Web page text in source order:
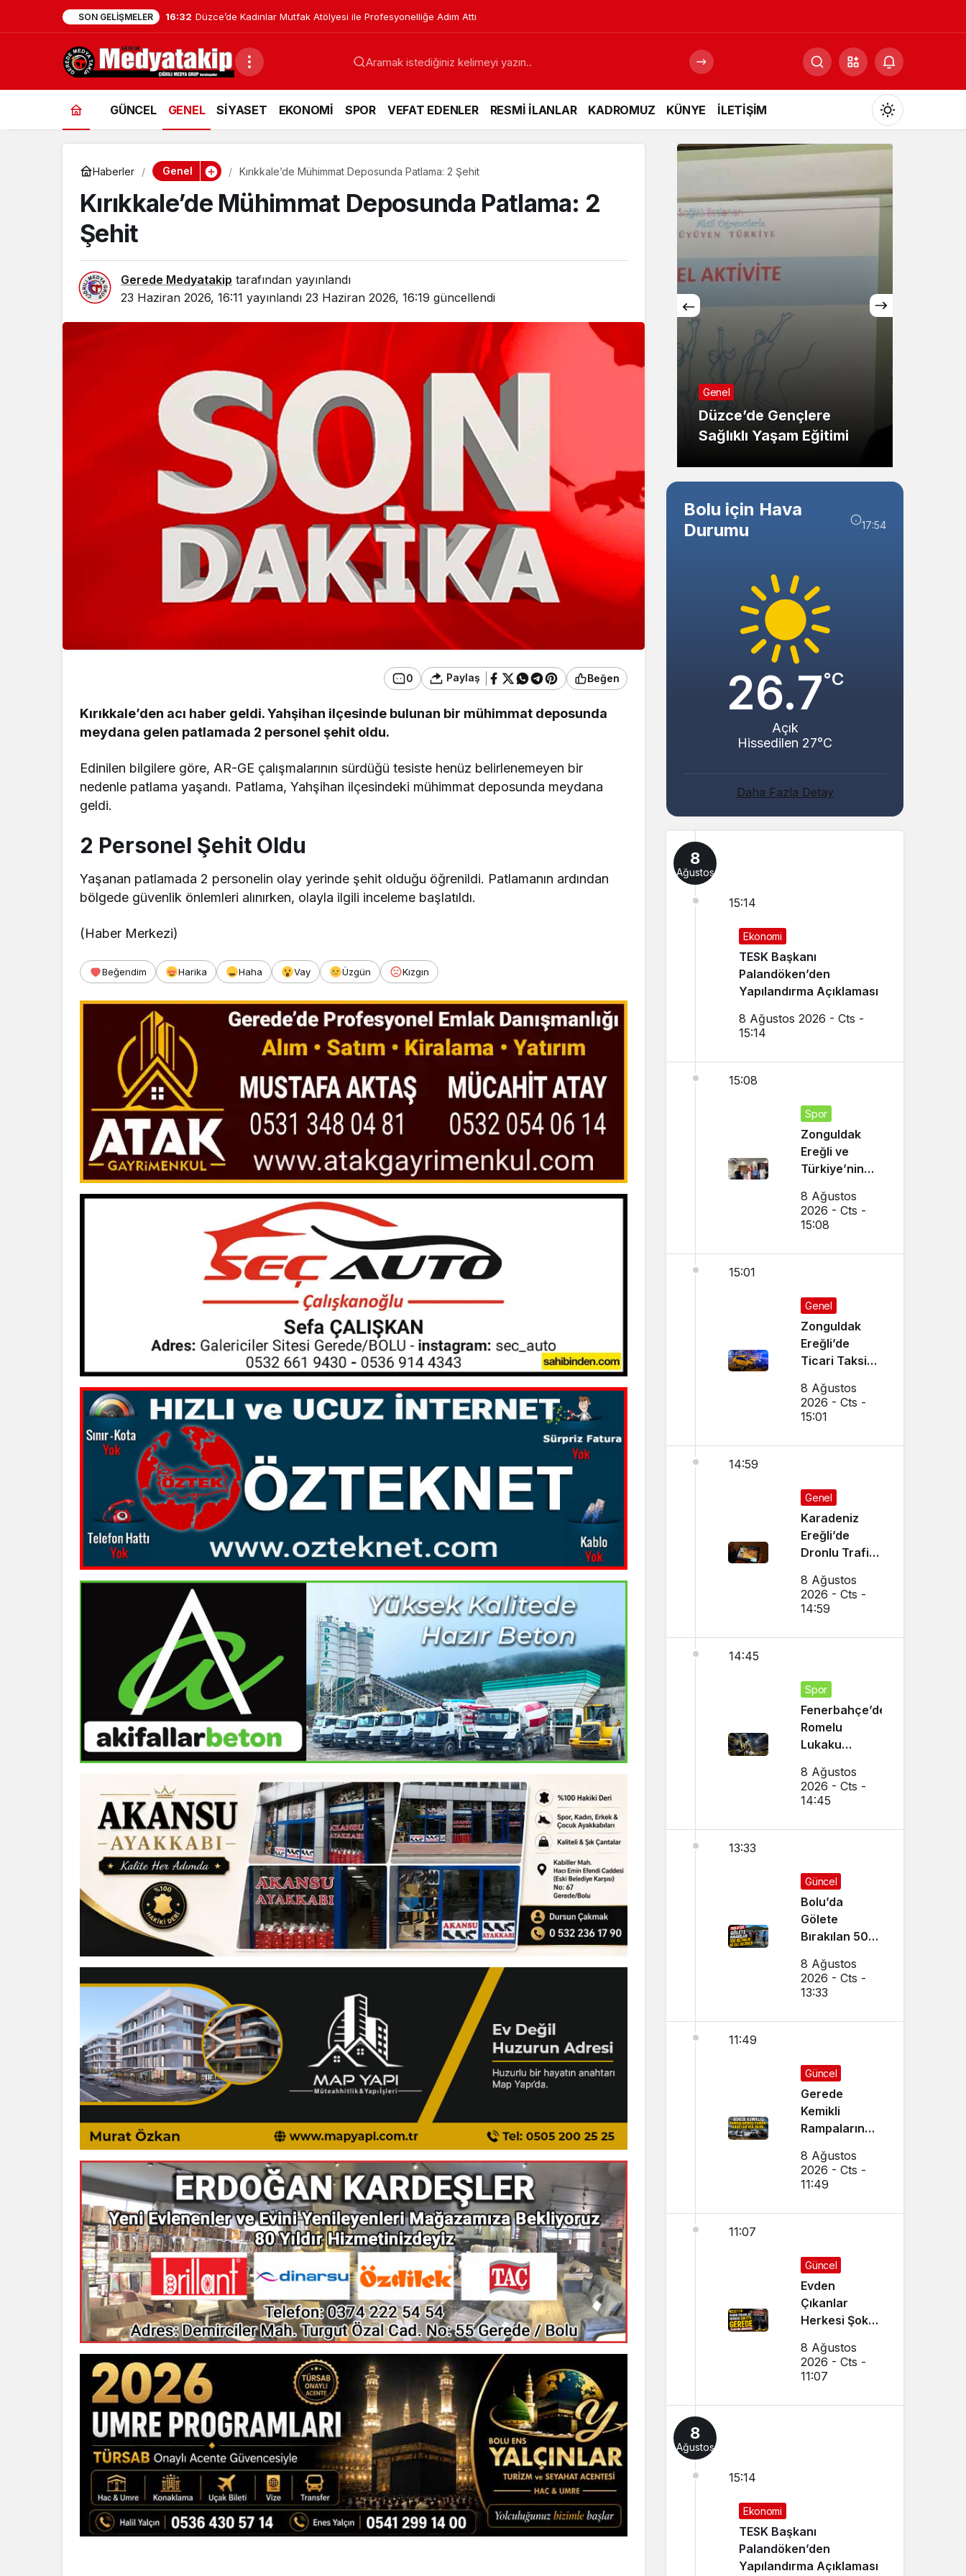
SON GELIŞMELER 16:32 Düzce’de Kadınlar Mutfak Atölyesi ile Profesyonelliğe Adım Attı
GÜNCEL GENEL SİYASET EKONOMİ SPOR VEFAT EDENLER RESMİ İLANLAR KADROMUZ KÜNYE İLETİŞİM
Mod
değiştir
Gündüz Modu
Gündüz modunu seçin.
Gece Modu
Sistem Modu
Sistem modunu seçin.
Haberler Genel Kırıkkale’de Mühimmat Deposunda Patlama: 2 Şehit
Kırıkkale’de Mühimmat Deposunda Patlama: 2
Şehit
Gerede Medyatakip tarafından yayınlandı
23 Haziran 2026, 16:11 yayınlandı 23 Haziran 2026, 16:19 güncellendi
0 Paylaş Beğen
Kırıkkale’den acı haber geldi. Yahşihan ilçesinde bulunan bir mühimmat deposunda
meydana gelen patlamada 2 personel şehit oldu.
Edinilen bilgilere göre, AR-GE çalışmalarının sürdüğü tesiste henüz belirlenemeyen bir
nedenle patlama yaşandı. Patlama, Yahşihan ilçesindeki mühimmat deposunda meydana
geldi.
2 Personel Şehit Oldu
Yaşanan patlamada 2 personelin olay yerinde şehit olduğu öğrenildi. Patlamanın ardından
bölgede güvenlik önlemleri alınırken, olayla ilgili inceleme başlatıldı.
(Haber Merkezi)
Beğendim Harika Haha Vay Üzgün Kızgın
Genel
Kocaeli Karamürsel’de
Tadilatta Yangın Çıktı
Genel
Düzce’de Kadınlar
Mutfak Atölyesi ile
Profesyonelliğe Adım
Attı
Genel
Düzce’de Gençlere
Sağlıklı Yaşam Eğitimi
Bolu için Hava
Durumu
17:54
26.7°C
Açık
Hissedilen 27°C
Daha Fazla Detay
8
Ağustos
15:14
Ekonomi
TESK Başkanı
Palandöken’den
Yapılandırma Açıklaması
8 Ağustos 2026 - Cts -
15:14
15:08
Spor
Zonguldak
Ereğli ve
Türkiye’nin
8 Ağustos
2026 - Cts -
15:08
15:01
Genel
Zonguldak
Ereğli’de
Ticari Taksi
Çarpıştı
8 Ağustos
2026 - Cts -
15:01
14:59
Genel
Karadeniz
Ereğli’de
Dronlu Trafik
Yapılıyor
8 Ağustos
2026 - Cts -
14:59
14:45
Spor
Fenerbahçe’den
Romelu
Lukaku
Napoli ile
Görüşmeler
8 Ağustos
2026 - Cts -
14:45
13:33
Güncel
Bolu’da
Gölete
Bırakılan 500
Ele Geçirildi
8 Ağustos
2026 - Cts -
13:33
11:49
Güncel
Gerede
Kemikli
Rampalarında
Araçlar Kül
Oldu
8 Ağustos
2026 - Cts -
11:49
11:07
Güncel
Evden
Çıkanlar
Herkesi Şoke
Cezaevine
Gönderildi
8 Ağustos
2026 - Cts -
11:07
8
Ağustos
15:14
Ekonomi
TESK Başkanı
Palandöken’den
Yapılandırma Açıklaması